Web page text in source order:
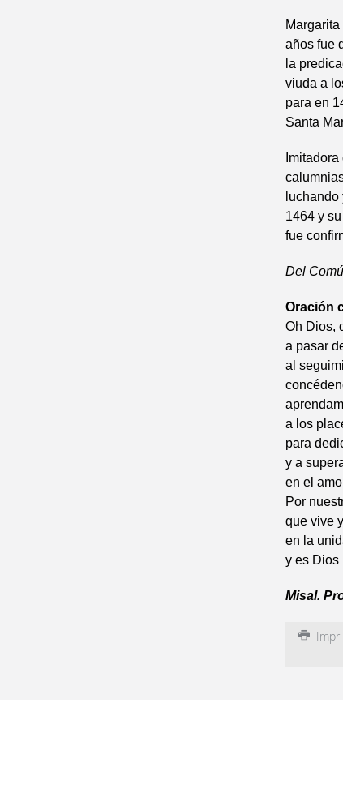
años fue
la
viuda a
para en
Santa
1464 y
fue
Del
Oración
Oh Dios,
a pasar
al
a los
para
y a
en el
Por
que vive
en la
y es Dios
Misal.